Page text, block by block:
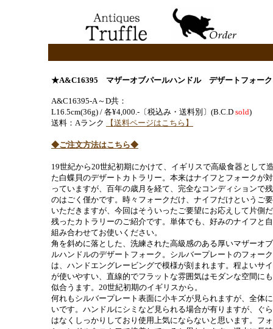
★A&C16395 マザーオブパールハンドル デザートフォーク
A&C16395-A～D共：
L16.5cm(36g) / 各¥4,000.-〔税込み・送料別〕(B.C.D sold)
送料：Aランク
【送料ページはこちら】
◆ご注文方法はこちら◆
19世紀から20世紀初期にかけて、イギリスで高級食器として
た白蝶貝のデザートカトラリー。本来はナイフとフォークが
っていますが、百年の歳月を経て、完全なコンディションで
のはごく僅かです。時々フォークだけ、ナイフだけというご
いただきますが、今回はそういったご要望にお応えして片側
残ったカトラリーのご紹介です。単体でも、好みのナイフと
組み合わせてお使いください。
角を斜めに落とした、洗練された高級感のある厚いマザーオ
ルハンドルのデザートフォーク。シルバープレートのフォー
は、ハンドエングレービングで模様が刻まれます。程よいサ
が使いやすい、直線的でフラットな雰囲気はモダンな空間に
似合うます。20世紀初期のイギリスから。
何れもシルバープレート表面に小キズが見られますが、全体
いです。ハンドルにシミなど見られる場合が有りますが、ぐ
はなくしっかりしており使用上気にならないと思います。フ